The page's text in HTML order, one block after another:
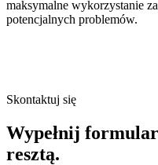
maksymalne wykorzystanie
potencjalnych problemów.
Skontaktuj się
Wypełnij
resztą.